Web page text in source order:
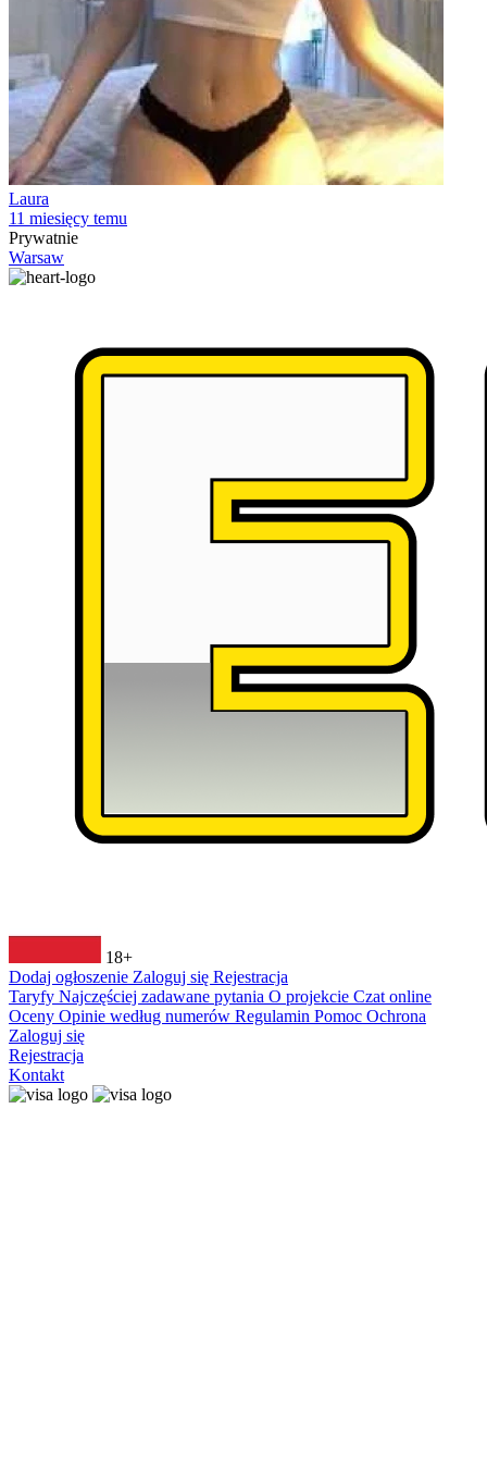
Laura
11 miesięcy temu
Prywatnie
Warsaw
18+
Dodaj ogłoszenie Zaloguj się Rejestracja
Taryfy Najczęściej zadawane pytania O projekcie Czat online
Oceny Opinie według numerów Regulamin Pomoc Ochrona
Zaloguj się
Rejestracja
Kontakt